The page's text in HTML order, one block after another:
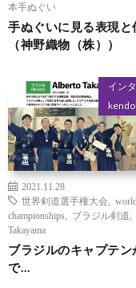
本手ぬぐい
手ぬぐいに見る表現と
（神野織物（株））
イン
2021.11.28
世界剣道選手権大会
championships
ブラジル剣道
Takayama
ブラジルのキャプテン
で…